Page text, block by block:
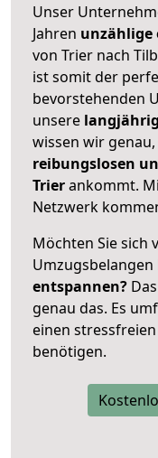
Unser
Jahren unzählige
von Trier nach
ist somit der
bevorstehenden
unsere
wissen wir
reibungslosen
Trierankommt.
Netzwerk
Möchten Sie sich
entspannen?
genau das. Es
einen
benötigen.